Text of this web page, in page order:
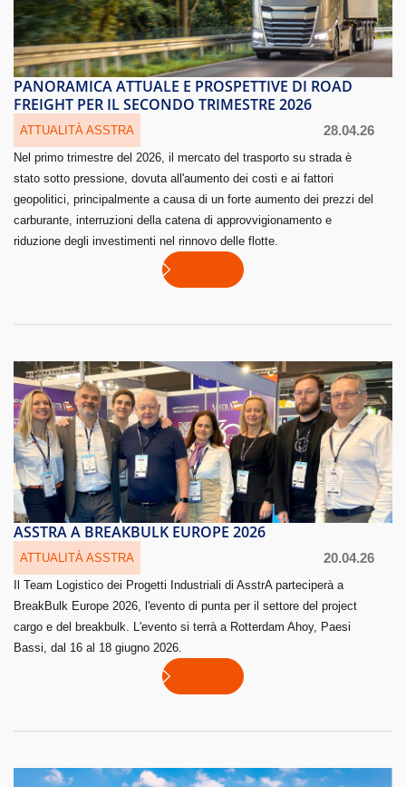
PANORAMICA ATTUALE E PROSPETTIVE DI ROAD
FREIGHT PER IL SECONDO TRIMESTRE 2026
ATTUALITÀ ASSTRA 28.04.26
Nel primo trimestre del 2026, il mercato del trasporto su strada è
stato sotto pressione, dovuta all'aumento dei costi e ai fattori
geopolitici, principalmente a causa di un forte aumento dei prezzi del
carburante, interruzioni della catena di approvvigionamento e
riduzione degli investimenti nel rinnovo delle flotte.
ASSTRA A BREAKBULK EUROPE 2026
ATTUALITÀ ASSTRA 20.04.26
Il Team Logistico dei Progetti Industriali di AsstrA parteciperà a
BreakBulk Europe 2026, l'evento di punta per il settore del project
cargo e del breakbulk. L'evento si terrà a Rotterdam Ahoy, Paesi
Bassi, dal 16 al 18 giugno 2026.